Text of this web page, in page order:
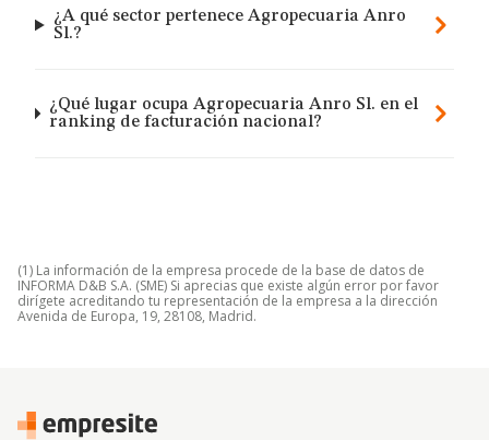
¿A qué sector pertenece Agropecuaria Anro
Sl.?
¿Qué lugar ocupa Agropecuaria Anro Sl. en el
ranking de facturación nacional?
(1) La información de la empresa procede de la base de datos de
INFORMA D&B S.A. (SME) Si aprecias que existe algún error por favor
dirígete acreditando tu representación de la empresa a la dirección
Avenida de Europa, 19, 28108, Madrid.